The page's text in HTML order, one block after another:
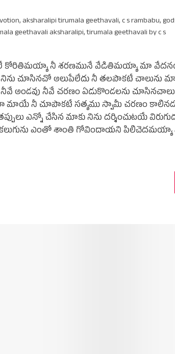
, aksharalipi tirumala geethavali,c s rambabu,
geethavali aksharalipi,tirumala geethavali by c s
కోరితిమయ్యా నీ శరణమునే వేడితిమయ్యా మా
చూసినచో అలుపేలేదు నీ తలపొకటే చాలును
అండవు నీవే చరణం ఏడుకొండలను చూసినచాలు
మాయే నీ చూపొకటే సత్యము స్వామీ చరణం
ఎన్నో చేసిన మాకు నిను దర్శించుటయే
ఎంతో శాంతి గోవిందాయని